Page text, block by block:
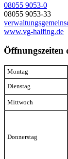
08055 9053-0
08055 9053-33
www.vg-halfing.de
Öffnungszeiten
Montag
Dienstag
Mittwoch
Donnerstag